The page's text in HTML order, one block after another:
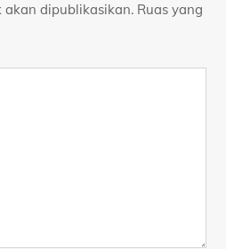
dipublikasikan. Ruas yang